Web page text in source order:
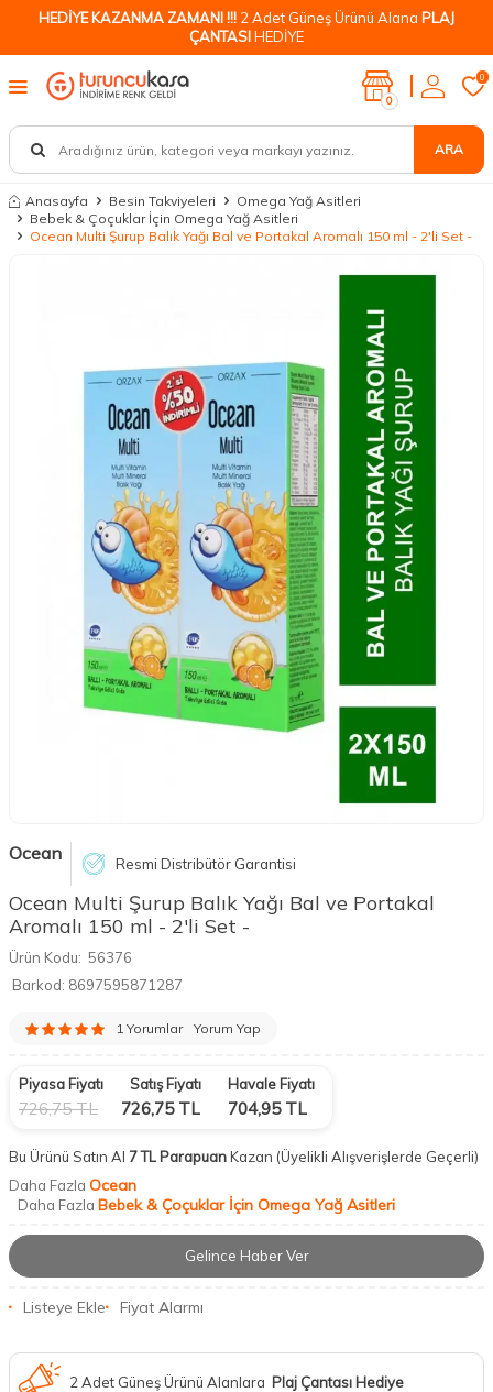
HEDİYE KAZANMA ZAMANI !!! 2 Adet Güneş Ürünü Alana PLAJ
ÇANTASIHEDİYE
ARA
0
0
Anasayfa Besin Takviyeleri
Omega Yağ Asitleri
Bebek & Çoçuklar İçin Omega Yağ Asitleri
Ocean Multi Şurup Balık Yağı Bal ve Portakal Aromalı 150 ml - 2'li Set -
Ocean Resmi Distribütör Garantisi
Ocean Multi Şurup Balık Yağı Bal ve Portakal
Aromalı 150 ml - 2'li Set -
Ürün Kodu: 56376
Barkod: 8697595871287
1 Yorumlar Yorum Yap
Piyasa Fiyatı
726,75TL
Satış Fiyatı
726,75TL
Havale Fiyatı
704,95TL
Bu Ürünü Satın Al 7 TL ParapuanKazan (Üyelikli Alışverişlerde Geçerli)
Daha Fazla Ocean
Daha Fazla Bebek & Çoçuklar İçin Omega Yağ Asitleri
Gelince Haber Ver
Listeye Ekle Fiyat Alarmı
2 Adet Güneş Ürünü Alanlara Plaj Çantası Hediye